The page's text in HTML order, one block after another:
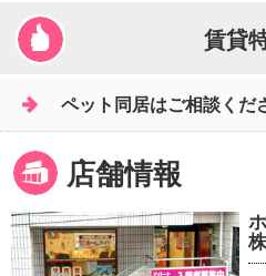
賃貸
ペット同居はご相談くだ
店舗情報